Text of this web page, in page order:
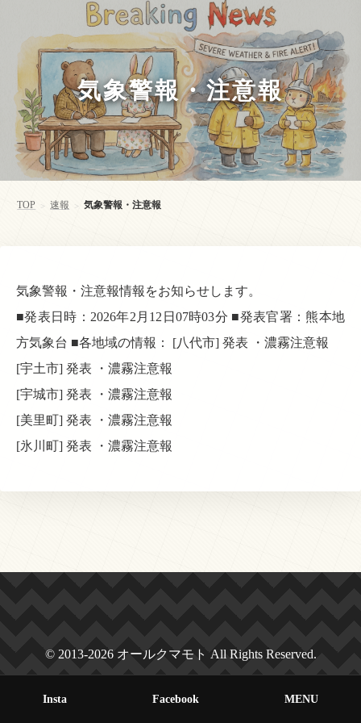
気象警報・注意報
TOP > 速報 > 気象警報・注意報
気象警報・注意報情報をお知らせします。
■発表日時：2026年2月12日07時03分 ■発表官署：熊本地
方気象台 ■各地域の情報： [八代市] 発表 ・濃霧注意報
[宇土市] 発表 ・濃霧注意報
[宇城市] 発表 ・濃霧注意報
[美里町] 発表 ・濃霧注意報
[氷川町] 発表 ・濃霧注意報
© 2013-2026 オールクマモト All Rights Reserved.
Insta Facebook MENU